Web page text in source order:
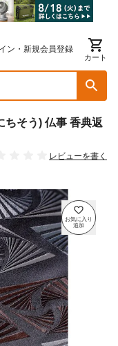
ン・新規会員登録
カート
ちそう) 仏事 香典返
レビューを書く